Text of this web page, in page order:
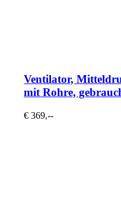
Ventilator,
mit Rohre,
€ 369,--